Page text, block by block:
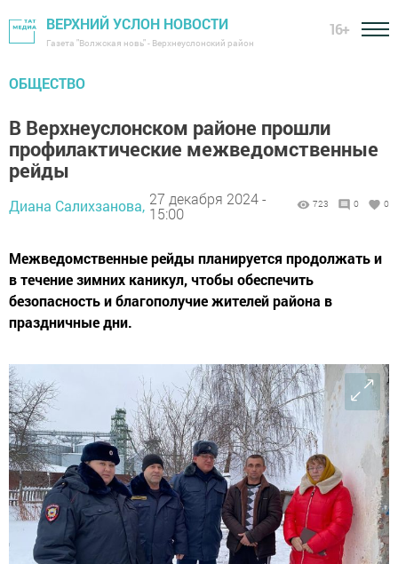
ВЕРХНИЙ УСЛОН НОВОСТИ
Газета "Волжская новь" - Верхнеуслонский район
16+
ОБЩЕСТВО
В Верхнеуслонском районе прошли
профилактические межведомственные
рейды
Диана Салихзанова, 27 декабря 2024 -
15:00
723 0 0
Межведомственные рейды планируется продолжать и
в течение зимних каникул, чтобы обеспечить
безопасность и благополучие жителей района в
праздничные дни.